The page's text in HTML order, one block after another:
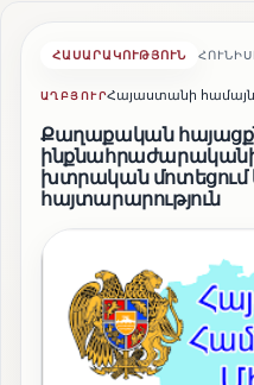
ՀԱՍԱՐԱԿՈՒԹՅՈՒՆ
ԱՂԲՅՈՒՐՀայաստանի
Քաղաքական
խտրական մոտեցում
հայտարարություն